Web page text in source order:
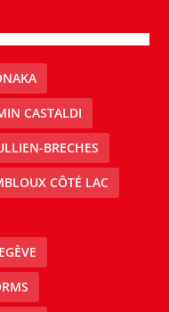
CASTALDI
BRECHES
CÔTÉ LAC